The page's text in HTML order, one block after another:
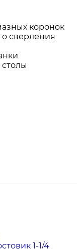
коронок
сверления
1-1/4